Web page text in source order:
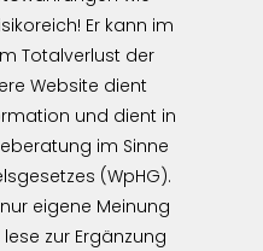
Er kann im
Totalverlust der
Website dient
und dient in
im Sinne
(WpHG).
eigene Meinung
zur Ergänzung